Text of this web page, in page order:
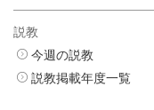
説教
今週の説教
説教掲載年度一覧